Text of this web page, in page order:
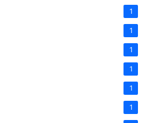
1
1
1
1
1
1